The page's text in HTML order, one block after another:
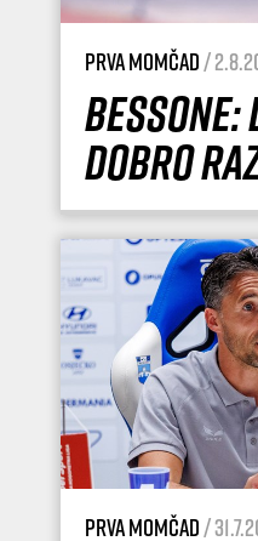
Prva momčad/
Bessone:
dobro
Prva momčad/